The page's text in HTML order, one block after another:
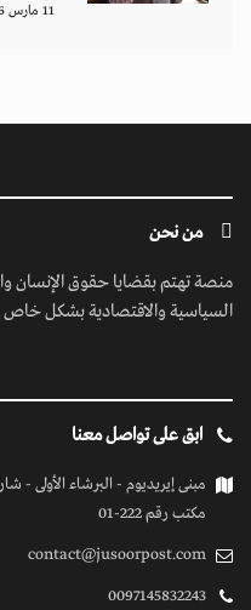
11 مارس 2026 - 10:26
من نحن
منصة تهتم بقضايا حقوق الإنسان
السياسية والاقتصادية بشكل خاص
ابق على تواصل معنا
مبنى إيريديوم - البرشاء الأولى -
مكتب رقم 222-01
contact@jusoorpost.com
0097145832243